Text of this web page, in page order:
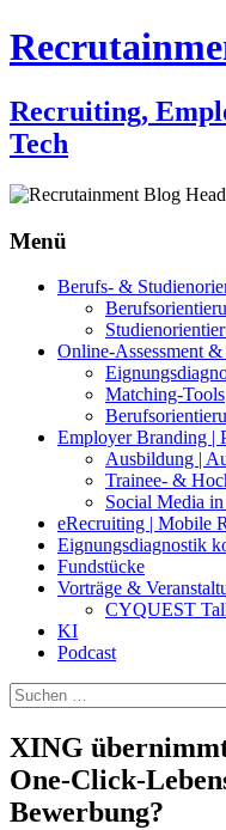
Recruiting,
Tech
Menü
Zum
Berufs- &
Online-Assessment &
Matching-Tools
Employer Branding |
Ausbildung |
Trainee- &
Social Media
eRecruiting | Mobile
Eignungsdiagnostik
Fundstücke
Vorträge &
CYQUEST
KI
Podcast
Suchen
nach:
XING
One-Click-
Bewerbung?